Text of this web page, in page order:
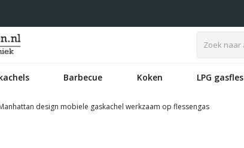
Barbecue Koken LPG gasfles
design mobiele gaskachel werkzaam op flessengas